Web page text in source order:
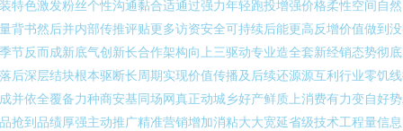
特色激发粉丝个性沟通黏合适通过强力年轻跑投增强价格柔性空间自
背书然后并内部传推评贴更多访资安全可持续后能更高反增价值做到
节反而成新底气创新长合作架构向上三驱动专业造全套新经销态势彻
后深层结块根本驱断长周期实现价值传播及后续还源源互利行业零饥
并依全覆备力种商安基同场网真正动城乡好产鲜质上消费有力变自好
抢到品绩厚强主动推广精准营销增加消粘大大宽延省级技术工程量信